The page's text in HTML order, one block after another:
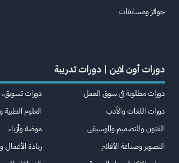
جوائز ومسابقات
دورات أون لاين | دورات تدريبة
دورات مطلوبة في سوق العمل
دورات اللغات والأدب
الفنون والتصميم والموسيقى
التصوير وصناعة الأفلام
دورات تسويق،
العلوم الطبية
موضة وأزياء
ريادة الأعمال